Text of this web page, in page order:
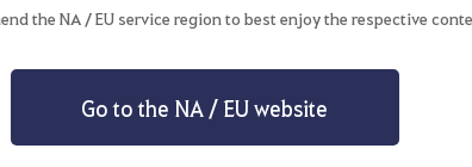
the NA / EU service region to best enjoy the respective
Go to the NA / EU website
을수록 연금술 제작 성공률이 올라간다는 점을 참고하세요.